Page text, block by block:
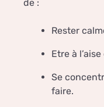
de :
Rester
Etre à
Se
faire.